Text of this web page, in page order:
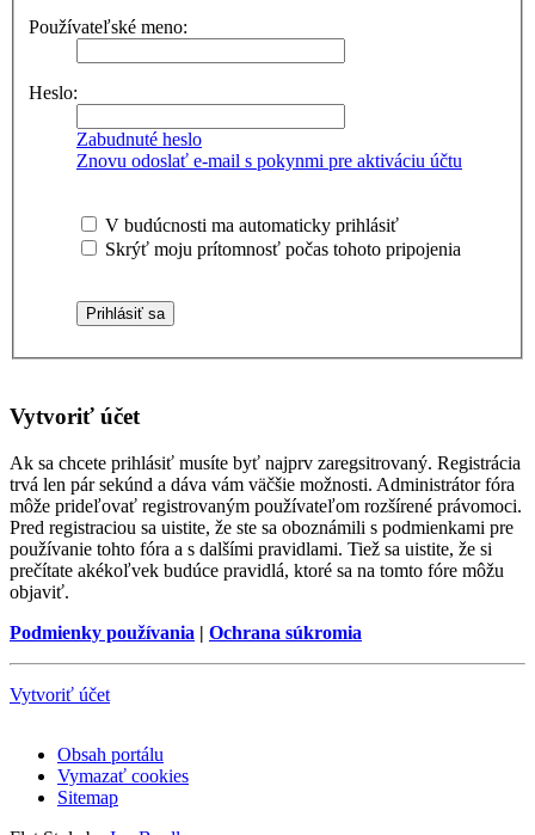
Používateľské meno:
Heslo:
Zabudnuté heslo
Znovu odoslať e-mail s pokynmi pre aktiváciu účtu
V budúcnosti ma automaticky prihlásiť
Skrýť moju prítomnosť počas tohoto pripojenia
Vytvoriť účet
Ak sa chcete prihlásiť musíte byť najprv zaregsitrovaný. Registrácia
trvá len pár sekúnd a dáva vám väčšie možnosti. Administrátor fóra
môže prideľovať registrovaným používateľom rozšírené právomoci.
Pred registraciou sa uistite, že ste sa oboznámili s podmienkami pre
používanie tohto fóra a s dalšími pravidlami. Tiež sa uistite, že si
prečítate akékoľvek budúce pravidlá, ktoré sa na tomto fóre môžu
objaviť.
Podmienky používania | Ochrana súkromia
Vytvoriť účet
Obsah portálu
Vymazať cookies
Sitemap